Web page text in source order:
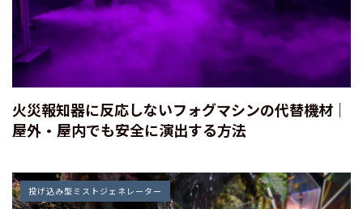
火災報知器に反応しないフォグマシンの代替機材｜
屋外・屋内でも安全に演出する方法
投げ込み型ミストジェネレーター